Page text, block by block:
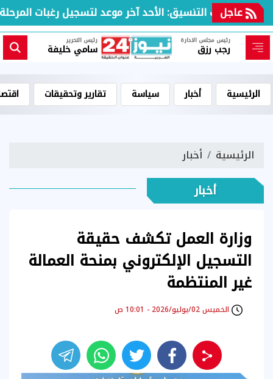
عاجل
مكتب التنسيق: الأحد آخر موعد لتسجيل رغبات المرحلة
رئيس مجلس الادارة
رجب رزق
رئيس التحرير
سامي خليفة
الرئيسية أخبار سياسة تقارير وتحقيقات
الرئيسية أخبار
أخبار
وزارة العمل تكشف حقيقة
التسجيل الإلكتروني بمنحة العمالة
غير المنتظمة
الخميس 02/يوليو/2026 - 10:01 ص